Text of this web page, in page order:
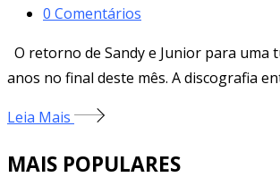
0 Comentários
O retorno de Sandy e Junior para uma
anos no final deste mês. A discografia
Leia Mais
MAIS POPULARES